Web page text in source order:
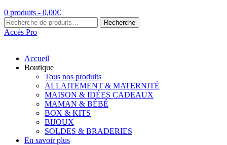
0 produits - 0,00€
Recherche
pour :
Recherche
Accès Pro
Accueil
Boutique
Tous nos produits
ALLAITEMENT & MATERNITÉ
MAISON & IDÉES CADEAUX
MAMAN & BÉBÉ
BOX & KITS
BIJOUX
SOLDES & BRADERIES
En savoir plus